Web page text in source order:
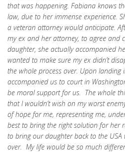
that was happening. Fabiana knows
law, due to her immense experience.
a veteran attorney would anticipate.
my ex and her attorney, to agree and
daughter, she actually accompanied
wanted to make sure my ex didn’t
the whole process over. Upon landing
accompanied us to court in
be moral support for us. The whole
that I wouldn’t wish on my worst
of hope for me, representing me,
best to bring the right solution for her
to bring our daughter back to the
over. My life would be so much